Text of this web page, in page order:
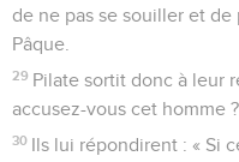
de ne pas se souiller et
Pâque.
29 Pilate sortit donc à leur
accusez-vous cet homme
30 Ils lui répondirent : « Si